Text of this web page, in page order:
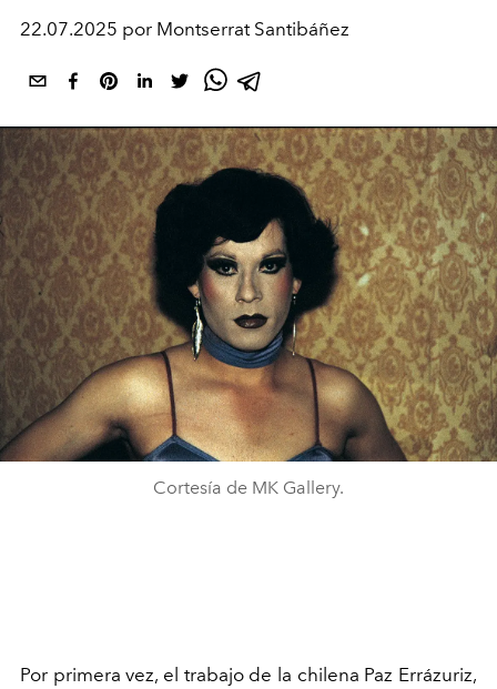
22.07.2025 por Montserrat Santibáñez
Cortesía de MK Gallery.
Por primera vez, el trabajo de la chilena Paz Errázuriz,